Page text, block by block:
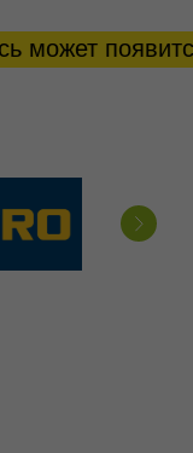
ваш